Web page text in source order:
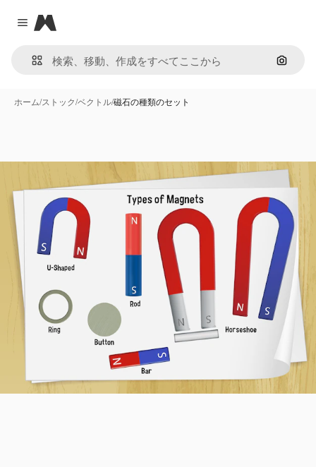
Close menu
Magnific
画像で
ホーム/ストック/ベクトル/磁石の種類のセット